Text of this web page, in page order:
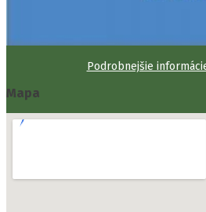
Podrobnejšie
Mapa